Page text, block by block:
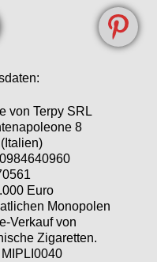
von Terpy SRL
8
Euro
Monopolen
Verkauf von
Zigaretten.